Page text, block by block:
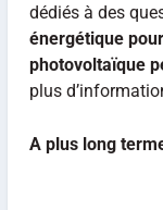
dédiés à des
énergétique
photovoltaïque
plus
A plus long